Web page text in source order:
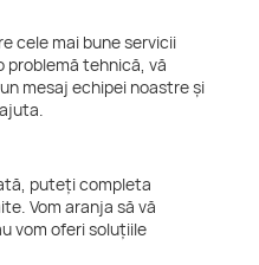
cele mai bune servicii
problemă tehnică, vă
mesaj echipei noastre și
puteți completa
Vom aranja să vă
vom oferi soluțiile